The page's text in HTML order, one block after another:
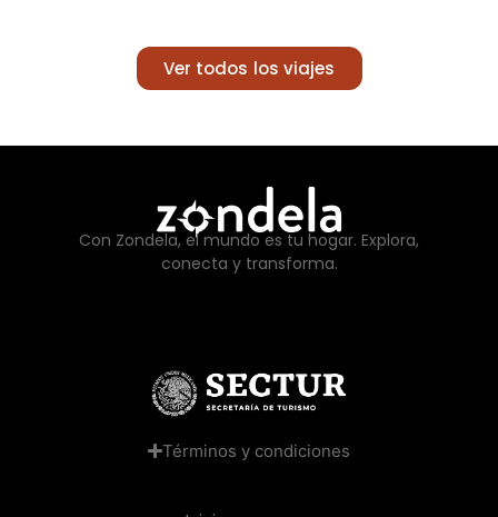
Ver todos los viajes
Con Zondela, el mundo es tu hogar. Explora,
conecta y transforma.
Términos y condiciones